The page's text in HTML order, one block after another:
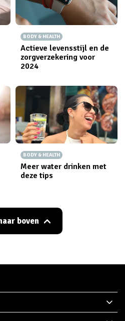
BODY & HEALTH
Actieve levensstijl en de
zorgverzekering voor
2024
BODY & HEALTH
Meer water drinken met
deze tips
boven